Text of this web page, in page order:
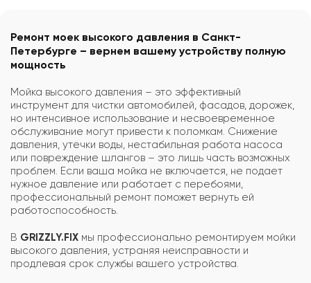
Ремонт моек высокого давления в Санкт-
Петербурге – вернем вашему устройству полную
мощность
Мойка высокого давления – это эффективный
инструмент для чистки автомобилей, фасадов, дорожек,
но интенсивное использование и несвоевременное
обслуживание могут привести к поломкам. Снижение
давления, утечки воды, нестабильная работа насоса
или повреждение шлангов – это лишь часть возможных
проблем. Если ваша мойка не включается, не подает
нужное давление или работает с перебоями,
профессиональный ремонт поможет вернуть ей
работоспособность.
В GRIZZLY.FIX мы профессионально ремонтируем мойки
высокого давления, устраняя неисправности и
продлевая срок службы вашего устройства.